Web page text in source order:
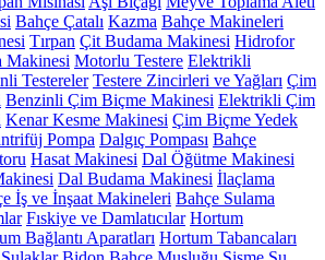
Bahçe Çatalı Kazma Bahçe Makineleri
Tırpan Çit Budama Makinesi Hidrofor
Makinesi Motorlu Testere Elektrikli
Testereler Testere Zincirleri ve Yağları Çim
Benzinli Çim Biçme Makinesi Elektrikli Çim
Kenar Kesme Makinesi Çim Biçme Yedek
Pompa Dalgıç Pompası Bahçe
Hasat Makinesi Dal Öğütme Makinesi
Dal Budama Makinesi İlaçlama
İş ve İnşaat Makineleri Bahçe Sulama
Fıskiye ve Damlatıcılar Hortum
Bağlantı Aparatları Hortum Tabancaları